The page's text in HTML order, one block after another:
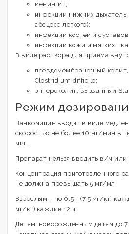
менингит;
инфекции нижних
абсцесс легкого);
инфекции костей и
инфекции кожи и мягких
В виде раствора для приема
псевдомембранозный
Clostridium difficile;
энтероколит, вызванный
Режим
Ванкомицин вводят в виде
скоростью не более 10 мг/мин в
мин.
Препарат нельзя вводить в/м
Концентрация приготовленного
не должна превышать 5 мг/мл.
Взрослым – по 0.5 г (7.5 мг/кг)
мг/кг) каждые 12 ч.
Детям: новорожденным детям до